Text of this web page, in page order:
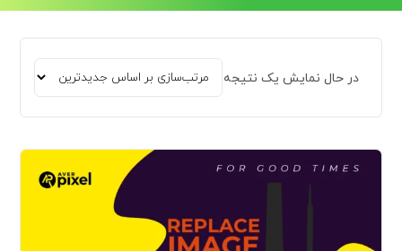
در حال نمایش یک نتیجه